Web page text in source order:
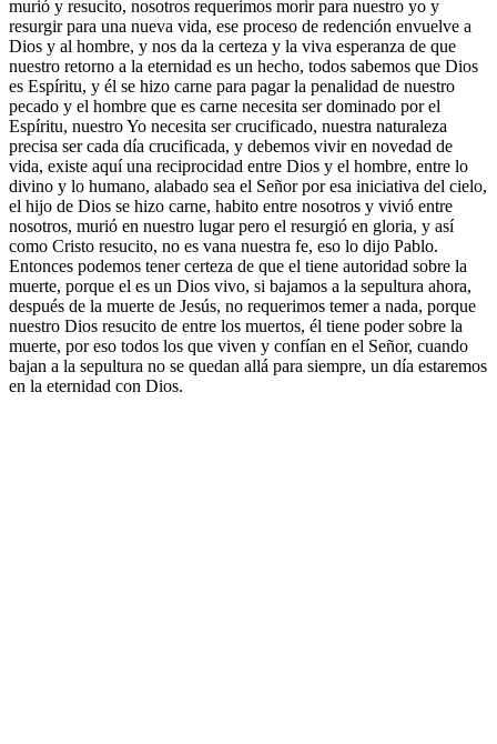
murió y resucito, nosotros requerimos morir para nuestro yo y
resurgir para una nueva vida, ese proceso de redención envuelve a
Dios y al hombre, y nos da la certeza y la viva esperanza de que
nuestro retorno a la eternidad es un hecho, todos sabemos que Dios
es Espíritu, y él se hizo carne para pagar la penalidad de nuestro
pecado y el hombre que es carne necesita ser dominado por el
Espíritu, nuestro Yo necesita ser crucificado, nuestra naturaleza
precisa ser cada día crucificada, y debemos vivir en novedad de
vida, existe aquí una reciprocidad entre Dios y el hombre, entre lo
divino y lo humano, alabado sea el Señor por esa iniciativa del cielo,
el hijo de Dios se hizo carne, habito entre nosotros y vivió entre
nosotros, murió en nuestro lugar pero el resurgió en gloria, y así
como Cristo resucito, no es vana nuestra fe, eso lo dijo Pablo.
Entonces podemos tener certeza de que el tiene autoridad sobre la
muerte, porque el es un Dios vivo, si bajamos a la sepultura ahora,
después de la muerte de Jesús, no requerimos temer a nada, porque
nuestro Dios resucito de entre los muertos, él tiene poder sobre la
muerte, por eso todos los que viven y confían en el Señor, cuando
bajan a la sepultura no se quedan allá para siempre, un día estaremos
en la eternidad con Dios.